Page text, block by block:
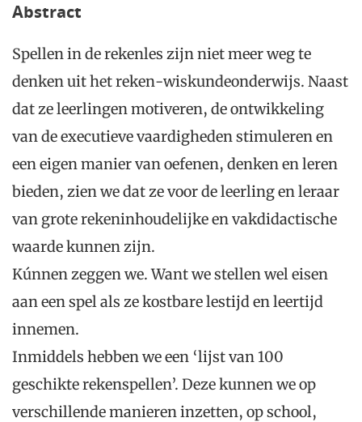
Abstract
Spellen in de rekenles zijn niet meer weg te
denken uit het reken-wiskundeonderwijs. Naast
dat ze leerlingen motiveren, de ontwikkeling
van de executieve vaardigheden stimuleren en
een eigen manier van oefenen, denken en leren
bieden, zien we dat ze voor de leerling en leraar
van grote rekeninhoudelijke en vakdidactische
waarde kunnen zijn.
Kúnnen zeggen we. Want we stellen wel eisen
aan een spel als ze kostbare lestijd en leertijd
innemen.
Inmiddels hebben we een ‘lijst van 100
geschikte rekenspellen’. Deze kunnen we op
verschillende manieren inzetten, op school,